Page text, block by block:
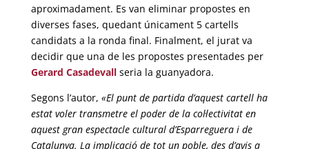
aproximadament. Es van eliminar propostes en
diverses fases, quedant únicament 5 cartells
candidats a la ronda final. Finalment, el jurat va
decidir que una de les propostes presentades per
Gerard Casadevallseria la guanyadora.
Segons l’autor, «El punt de partida d’aquest cartell ha
estat voler transmetre el poder de la col·lectivitat en
aquest gran espectacle cultural d’Esparreguera i de
Catalunya. La implicació de tot un poble, des d’avis a